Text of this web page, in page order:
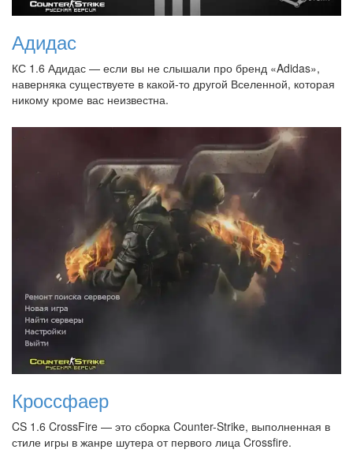
Адидас
КС 1.6 Адидас — если вы не слышали про бренд «Adidas»,
наверняка существуете в какой-то другой Вселенной, которая
никому кроме вас неизвестна.
Кроссфаер
CS 1.6 CrossFire — это сборка Counter-Strike, выполненная в
стиле игры в жанре шутера от первого лица Crossfire.